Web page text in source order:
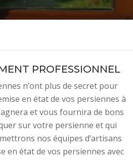
PROFESSIONNEL
n’ont plus de secret pour
en état de vos persiennes à
et vous fournira de bons
sur votre persienne et qui
nos équipes d’artisans
en état de vos persiennes avec